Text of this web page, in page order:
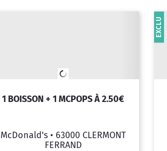
1 BOISSON + 1 MCPOPS À 2.50€
McDonald's • 63000 CLERMONT
FERRAND
EXCLU